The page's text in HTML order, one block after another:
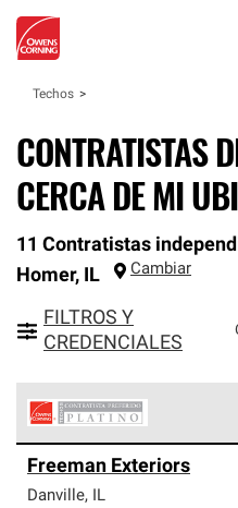
Techos
CONTRATISTAS
CERCA DE MI
11 Contratistas
Homer, IL Cambiar
FILTROS Y
CREDENCIALES
Corning constituyen el
exclusiva y cumplen con
Freeman Exteriors
Danville, IL